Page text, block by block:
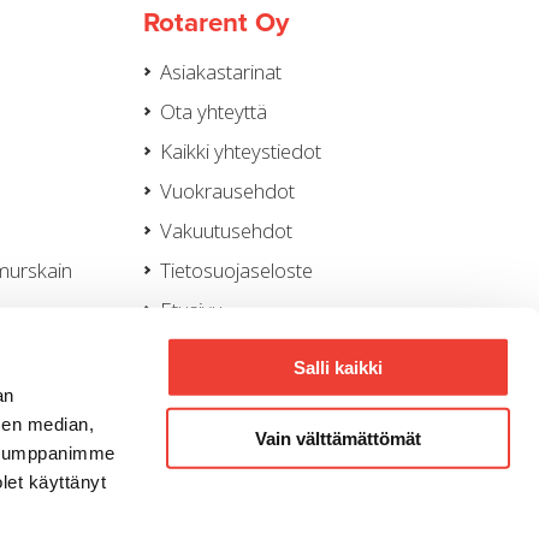
median,
käyttänyt
Salli kaikki
Vain välttämättömät
Rotarent Oy
Asiakastarinat
Ota yhteyttä
Kaikki yhteystiedot
Vuokrausehdot
Vakuutusehdot
Tietosuojaseloste
Etusivu
Evästeasetukset
Rotator Oy
Whistleblowing -ilmoituskanava